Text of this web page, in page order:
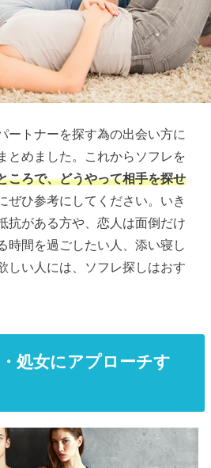
ートナーを探す為の出会い方に
とめました。これからソフレを
ころで、どうやって相手を探せ
ぜひ参考にしてください。いき
抗がある方や、恋人は面倒だけ
時間を過ごしたい人、添い寝し
しい人には、ソフレ探しはおす
処女にアプローチす